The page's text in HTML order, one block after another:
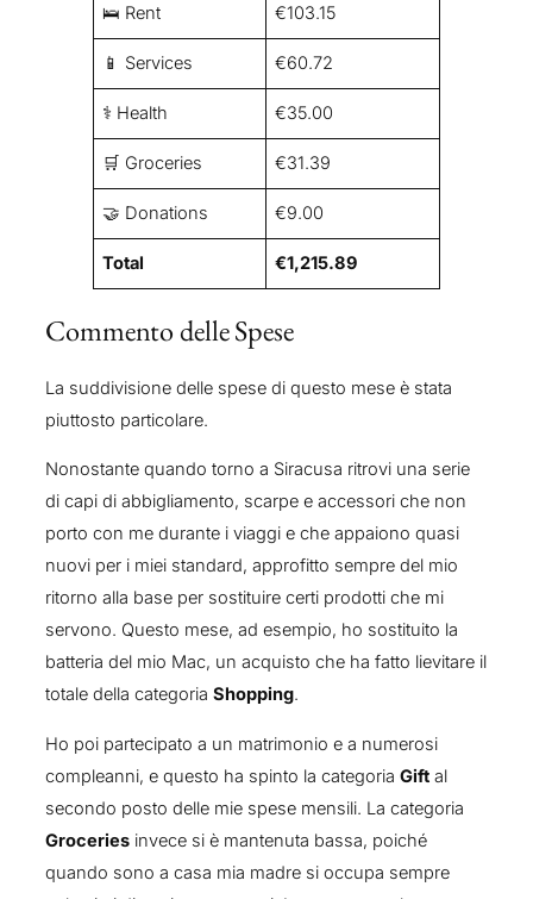
🛌 Rent €103.15
📱 Services €60.72
⚕️ Health €35.00
🛒 Groceries €31.39
🤝 Donations €9.00
Total €1,215.89
Commento delle Spese
La suddivisione delle spese di questo mese è stata
piuttosto particolare.
Nonostante quando torno a Siracusa ritrovi una serie
di capi di abbigliamento, scarpe e accessori che non
porto con me durante i viaggi e che appaiono quasi
nuovi per i miei standard, approfitto sempre del mio
ritorno alla base per sostituire certi prodotti che mi
servono. Questo mese, ad esempio, ho sostituito la
batteria del mio Mac, un acquisto che ha fatto lievitare il
totale della categoria Shopping.
Ho poi partecipato a un matrimonio e a numerosi
compleanni, e questo ha spinto la categoria Gift al
secondo posto delle mie spese mensili. La categoria
Groceries invece si è mantenuta bassa, poiché
quando sono a casa mia madre si occupa sempre